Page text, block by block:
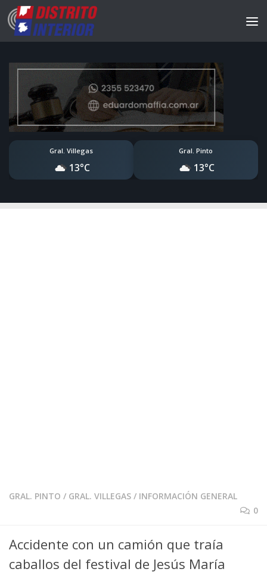
Gral. Villegas
13°C
Gral. Pinto
13°C
GRAL. PINTO / GRAL. VILLEGAS / INFORMACIÓN GENERAL
0
Accidente con un camión que traía
caballos del festival de Jesús María